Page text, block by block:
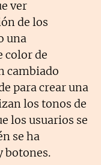
ver
de los
una
color de
cambiado
para crear una
los tonos de
los usuarios se
se ha
botones.